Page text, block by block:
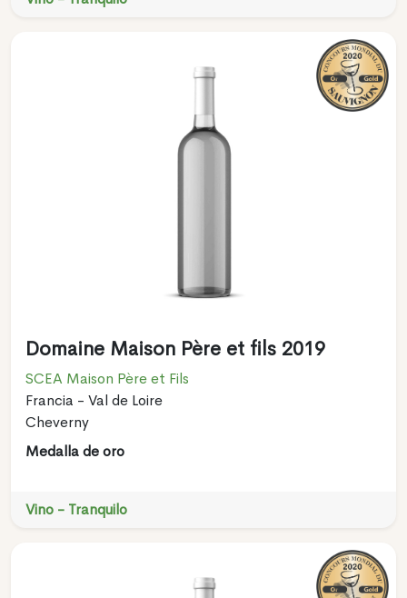
Domaine Maison Père et fils 2019
SCEA Maison Père et Fils
Francia - Val de Loire
Cheverny
Medalla de oro
Vino - Tranquilo